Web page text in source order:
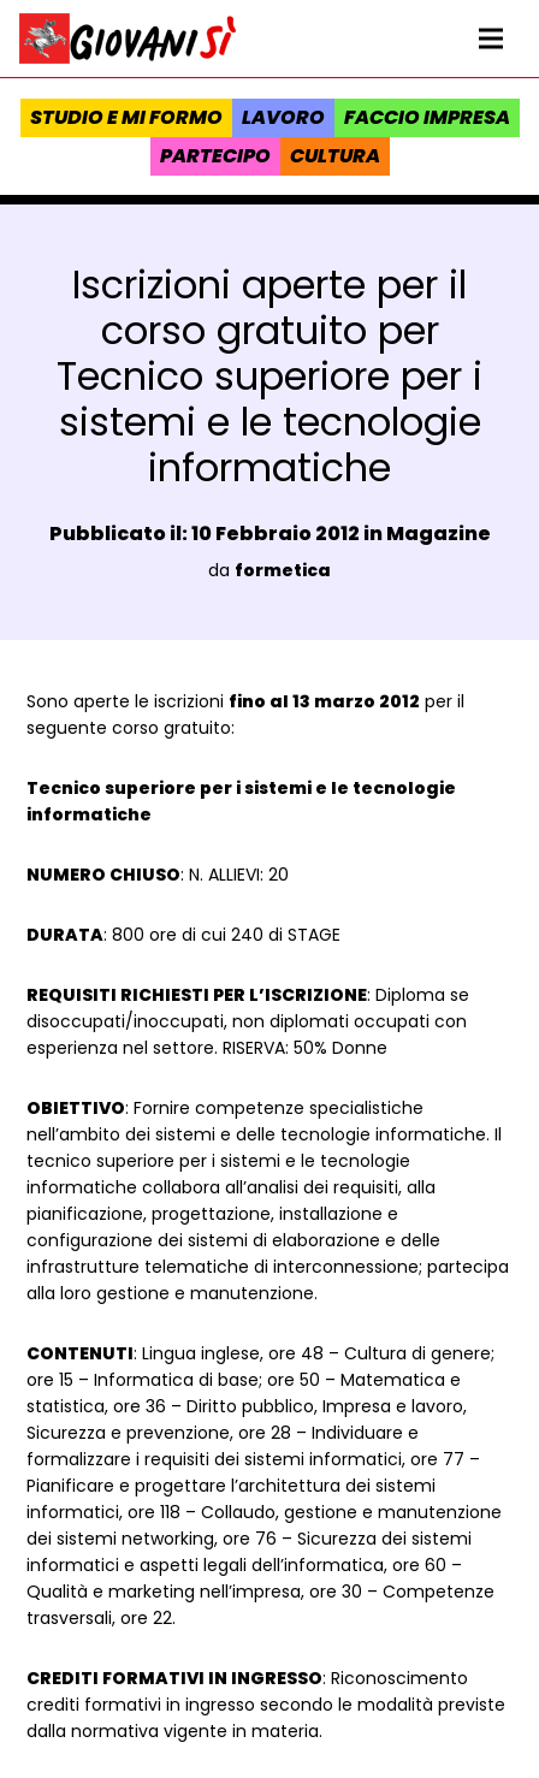
Vai al contenuto
Homepage Giovanisì - Progetto della Regione Toscana
STUDIO E MI FORMO LAVORO
FACCIO IMPRESA
PARTECIPO
CULTURA
Iscrizioni aperte per il
corso gratuito per
Tecnico superiore per i
sistemi e le tecnologie
informatiche
Data e ora:
Pubblicato il: 10 Febbraio 2012 inMagazine
Luogo:
da formetica
Dettagli Post Magazine
Sono aperte le iscrizioni fino al 13 marzo 2012 per il
seguente corso gratuito:
Tecnico superiore per i sistemi e le tecnologie
informatiche
NUMERO CHIUSO: N. ALLIEVI: 20
DURATA: 800 ore di cui 240 di STAGE
REQUISITI RICHIESTI PER L’ISCRIZIONE: Diploma se
disoccupati/inoccupati, non diplomati occupati con
esperienza nel settore. RISERVA: 50% Donne
OBIETTIVO: Fornire competenze specialistiche
nellʼambito dei sistemi e delle tecnologie informatiche. Il
tecnico superiore per i sistemi e le tecnologie
informatiche collabora all’analisi dei requisiti, alla
pianificazione, progettazione, installazione e
configurazione dei sistemi di elaborazione e delle
infrastrutture telematiche di interconnessione; partecipa
alla loro gestione e manutenzione.
CONTENUTI: Lingua inglese, ore 48 – Cultura di genere;
ore 15 – Informatica di base; ore 50 – Matematica e
statistica, ore 36 – Diritto pubblico, Impresa e lavoro,
Sicurezza e prevenzione, ore 28 – Individuare e
formalizzare i requisiti dei sistemi informatici, ore 77 –
Pianificare e progettare lʼarchitettura dei sistemi
informatici, ore 118 – Collaudo, gestione e manutenzione
dei sistemi networking, ore 76 – Sicurezza dei sistemi
informatici e aspetti legali dellʼinformatica, ore 60 –
Qualità e marketing nellʼimpresa, ore 30 – Competenze
trasversali, ore 22.
CREDITI FORMATIVI IN INGRESSO: Riconoscimento
crediti formativi in ingresso secondo le modalità previste
dalla normativa vigente in materia.